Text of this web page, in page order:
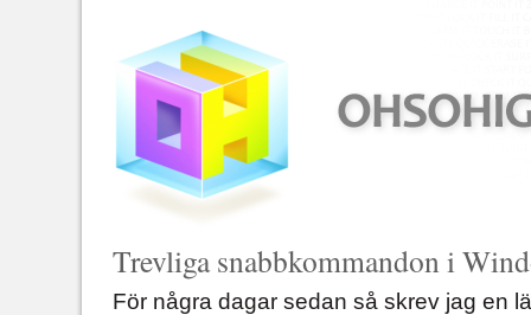
Trevliga snabbkommandon i
För några dagar sedan så skrev jag en